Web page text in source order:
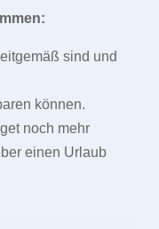
sind und
können.
noch mehr
einen Urlaub